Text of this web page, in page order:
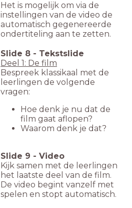
Het is mogelijk om via de
instellingen van de video de
automatisch gegenereerde
ondertiteling aan te zetten.
Slide 8 - Tekstslide
Deel 1: De film
Bespreek klassikaal met de
leerlingen de volgende
vragen:
Hoe denk je nu dat de
film gaat aflopen?
Waarom denk je dat?
Slide 9 - Video
Kijk samen met de leerlingen
het laatste deel van de film.
De video begint vanzelf met
spelen en stopt automatisch.